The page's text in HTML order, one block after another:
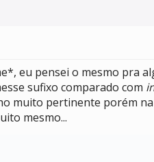
eu pensei o mesmo pra
sufixo comparado com
muito pertinente porém
mesmo...